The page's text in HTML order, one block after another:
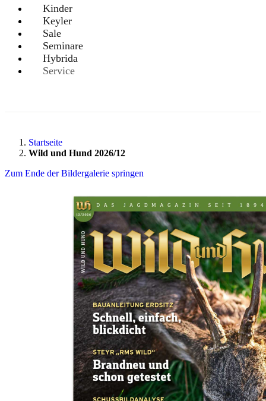
Kinder
Keyler
Sale
Seminare
Hybrida
Service
Startseite
Wild und Hund 2026/12
Zum Ende der Bildergalerie springen